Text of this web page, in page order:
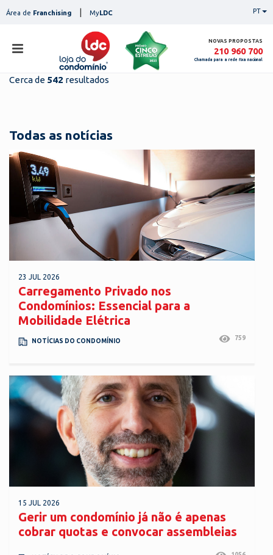
toÁrea de Franchising MyLDC PT
NOVAS PROPOSTAS
210 960 700
Chamada para a rede fixa nacional
notícias
contactos
Cerca de 542 resultados
Todas as notícias
23 JUL 2026
Carregamento Privado nos
Condomínios: Essencial para a
Mobilidade Elétrica
NOTÍCIAS DO CONDOMÍNIO 759
15 JUL 2026
Gerir um condomínio já não é apenas
cobrar quotas e convocar assembleias